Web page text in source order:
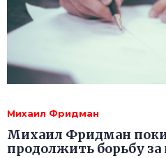
Михаил Фридман
Михаил Фридман
продолжить борьбу за